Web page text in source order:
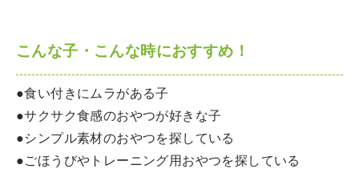
こんな子・こんな時におすすめ！
●食い付きにムラがある子
●サクサク食感のおやつが好きな子
●シンプル素材のおやつを探している
●ごほうびやトレーニング用おやつを探している